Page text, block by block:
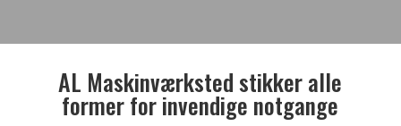
AL Maskinværksted stikker alle
former for invendige notgange